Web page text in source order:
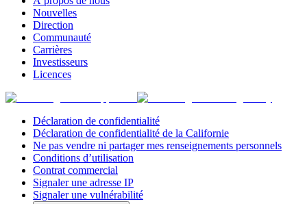
Nouvelles
Direction
Communauté
Carrières
Investisseurs
Licences
Déclaration de confidentialité
Déclaration de confidentialité de la Californie
Ne pas vendre ni partager mes renseignements personnels
Conditions d’utilisation
Contrat commercial
Signaler une adresse IP
Signaler une vulnérabilité